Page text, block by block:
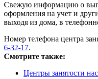
Свежую информацию о
оформления на учет и
выходя из дома, в
Номер телефона центра
6-32-17.
Смотрите также:
Центры занятости